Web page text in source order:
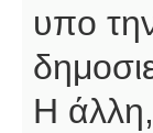
υπο
Η